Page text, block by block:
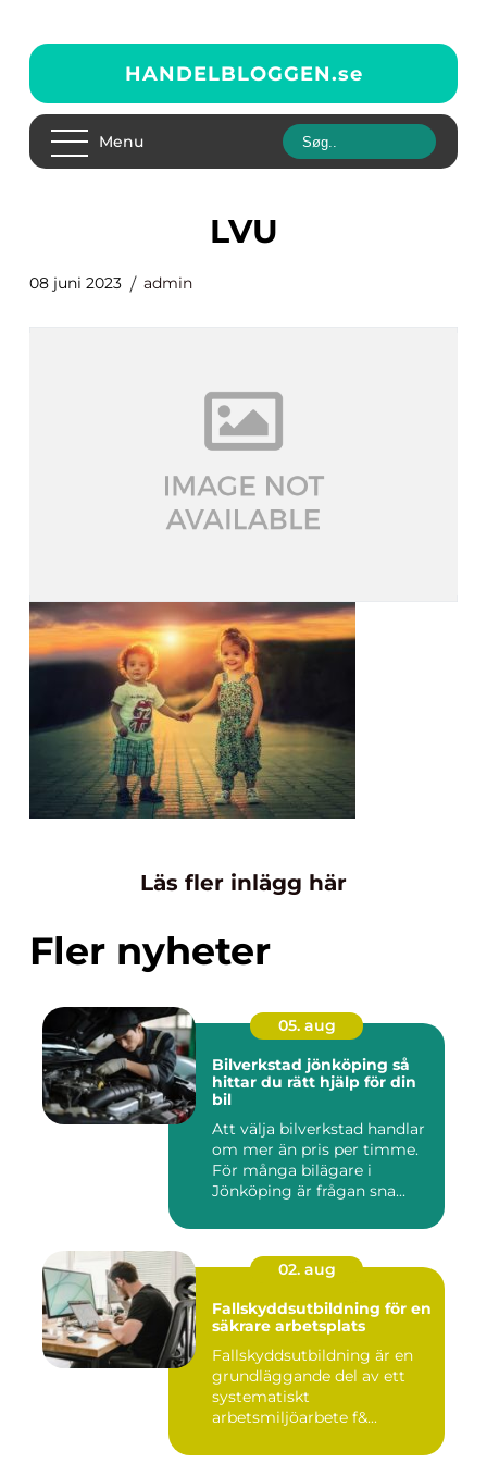
HANDELBLOGGEN.se
Menu
LVU
08 juni 2023 admin
Läs fler inlägg här
Fler nyheter
05. aug
Bilverkstad jönköping så
hittar du rätt hjälp för din
bil
Att välja bilverkstad handlar
om mer än pris per timme.
För många bilägare i
Jönköping är frågan sna...
02. aug
Fallskyddsutbildning för en
säkrare arbetsplats
Fallskyddsutbildning är en
grundläggande del av ett
systematiskt
arbetsmiljöarbete f&...